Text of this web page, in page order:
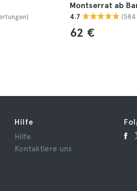
Montserrat ab
4.7
62 €
Hilfe
Hilfe
Kontaktiere uns